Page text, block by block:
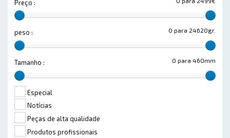
Preço :
0 para 24620gr.
peso :
0 para 460mm
Tamanho :
Especial
Notícias
Peças de alta qualidade
Produtos profissionais